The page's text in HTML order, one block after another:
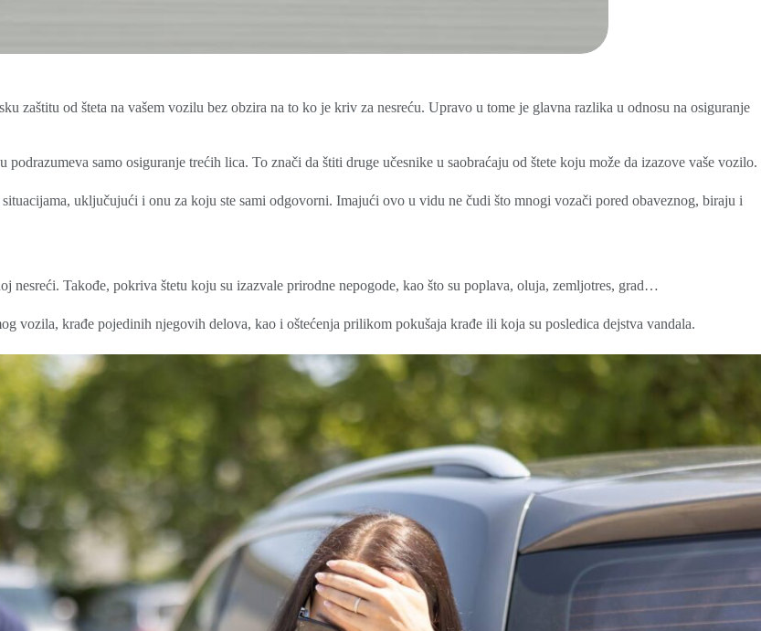
zaštitu od šteta na vašem vozilu bez obzira na to ko je kriv za nesreću. Upravo u tome je glavna razlika u odnosu na osiguranje
samo osiguranje trećih lica. To znači da štiti druge učesnike u saobraćaju od štete koju može da izazove vaše vozilo.
uključujući i onu za koju ste sami odgovorni. Imajući ovo u vidu ne čudi što mnogi vozači pored obaveznog, biraju i
nesreći. Takođe, pokriva štetu koju su izazvale prirodne nepogode, kao što su poplava, oluja, zemljotres, grad…
vozila, krađe pojedinih njegovih delova, kao i oštećenja prilikom pokušaja krađe ili koja su posledica dejstva vandala.